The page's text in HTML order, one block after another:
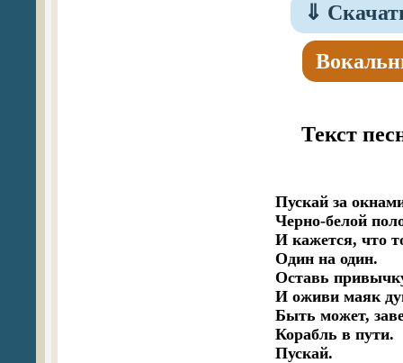
⇓
Текст
Пускай за
Черно-белой
И кажется, что
Один на один.
Оставь
И оживи маяк
Быть может,
Корабль в пути.
Пускай.